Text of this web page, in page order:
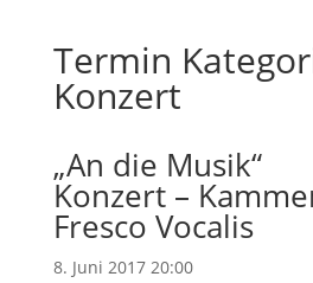
Termin
Konzert
„An die Musik“
Konzert –
Fresco Vocalis
8. Juni 2017 20:00